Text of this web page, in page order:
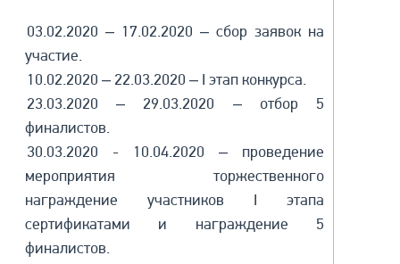
03.02.2020 – 17.02.2020 – сбор заявок на
участие.
10.02.2020 – 22.03.2020 – I этап конкурса.
23.03.2020 – 29.03.2020 – отбор 5
финалистов.
30.03.2020 - 10.04.2020 – проведение
мероприятия торжественного
награждение участников I этапа
сертификатами и награждение 5
финалистов.